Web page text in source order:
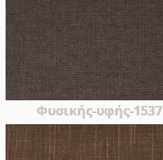
Φυσικής-υφής-1537